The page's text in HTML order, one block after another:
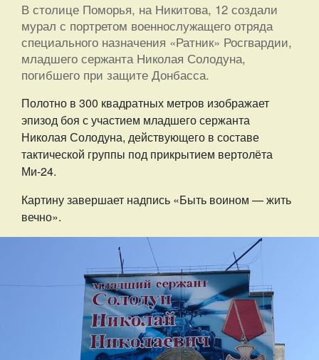
В столице Поморья, на Никитова, 12 создали
мурал с портретом военнослужащего отряда
специального назначения «Ратник» Росгвардии,
младшего сержанта Николая Солодуна,
погибшего при защите Донбасса.
Полотно в 300 квадратных метров изображает
эпизод боя с участием младшего сержанта
Николая Солодуна, действующего в составе
тактической группы под прикрытием вертолёта
Ми-24.
Картину завершает надпись «Быть воином — жить
вечно».